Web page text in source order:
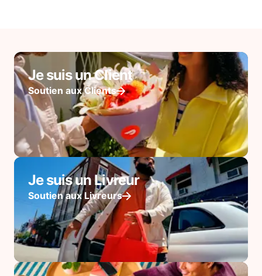
Je suis un Client
Soutien aux Clients
Je suis un Livreur
Soutien aux Livreurs